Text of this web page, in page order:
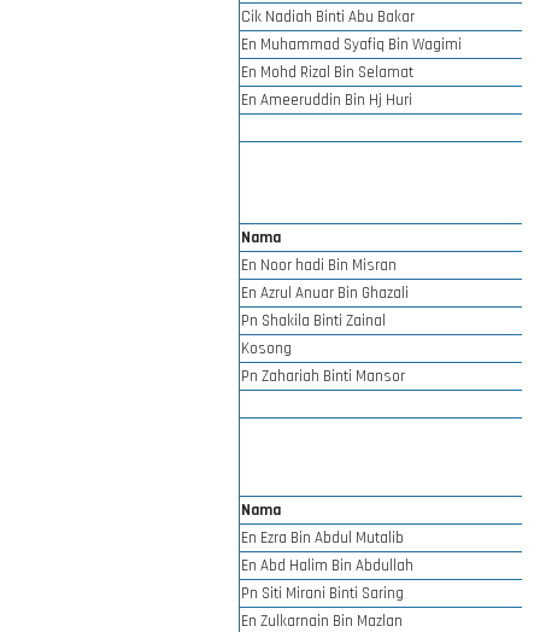
Cik Nadiah Binti Abu Bakar
En Muhammad Syafiq Bin Wagimi
En Mohd Rizal Bin Selamat
En Ameeruddin Bin Hj Huri
Nama
En Noor hadi Bin Misran
En Azrul Anuar Bin Ghazali
Pn Shakila Binti Zainal
Kosong
Pn Zahariah Binti Mansor
Nama
En Ezra Bin Abdul Mutalib
En Abd Halim Bin Abdullah
Pn Siti Mirani Binti Saring
En Zulkarnain Bin Mazlan